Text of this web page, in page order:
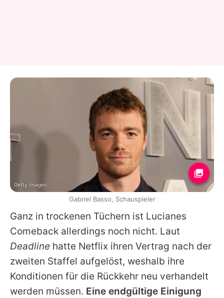
Ganz in trockenen Tüchern ist Lucianes
Comeback allerdings noch nicht. Laut
Deadline hatte Netflix ihren Vertrag nach der
zweiten Staffel aufgelöst, weshalb ihre
Konditionen für die Rückkehr neu verhandelt
werden müssen. Eine endgültige Einigung
Getty Images
Gabriel Basso, Schauspieler